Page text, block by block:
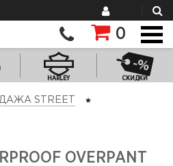
0
HARLEY СКИДКИ
STREET
OVERPANT